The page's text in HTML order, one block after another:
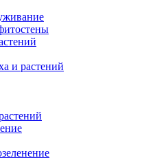
и растений